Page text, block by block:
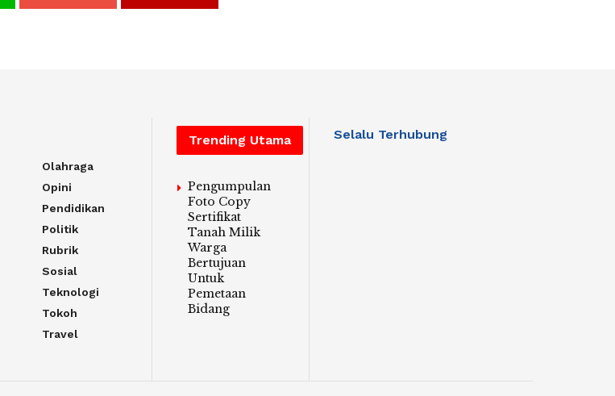
Olahraga
Opini
Pendidikan
Politik
Rubrik
Sosial
Teknologi
Tokoh
Travel
Trending Utama
Pengumpulan
Foto Copy
Sertifikat
Tanah Milik
Warga
Bertujuan
Untuk
Pemetaan
Bidang
Selalu Terhubung